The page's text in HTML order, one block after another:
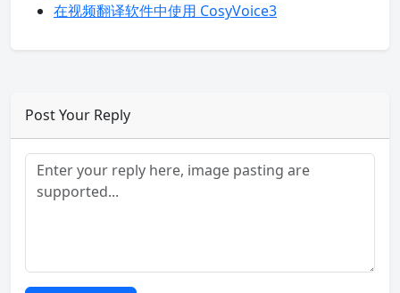
在视频翻译软件中使用 CosyVoice3
Post Your Reply